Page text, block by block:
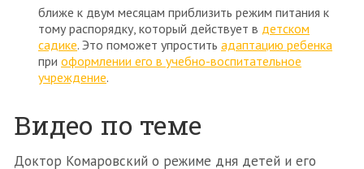
ближе к двум месяцам приблизить режим питания к
тому распорядку, который действует в детском
садике. Это поможет упростить адаптацию ребенка
при оформлении его в учебно-воспитательное
учреждение.
Видео по теме
Доктор Комаровский о режиме дня детей и его